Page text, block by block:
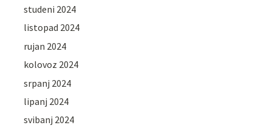
studeni 2024
listopad 2024
rujan 2024
kolovoz 2024
srpanj 2024
lipanj 2024
svibanj 2024